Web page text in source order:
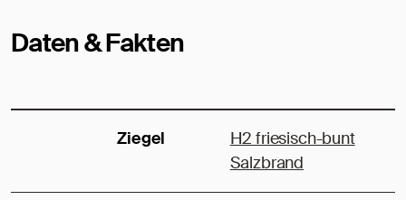
Daten & Fakten
Ziegel
H2 friesisch-bunt
Salzbrand